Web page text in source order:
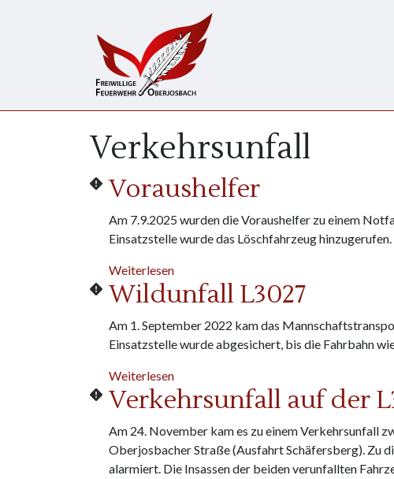
Verkehrsunfall
Voraushelfer
Am 7.9.2025 wurden die Voraushelfer zu einem
Einsatzstelle wurde das Löschfahrzeug hinzugerufen.
Weiterlesenüber Voraushelfer
Wildunfall L3027
Am 1. September 2022 kam das
Einsatzstelle wurde abgesichert, bis die Fahrbahn
Weiterlesenüber Wildunfall L3027
Verkehrsunfall auf der
Am 24. November kam es zu einem Verkehrsunfall
Oberjosbacher Straße (Ausfahrt Schäfersberg). Zu
alarmiert. Die Insassen der beiden verunfallten